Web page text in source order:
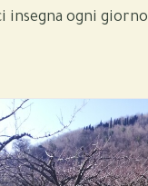
insegna ogni